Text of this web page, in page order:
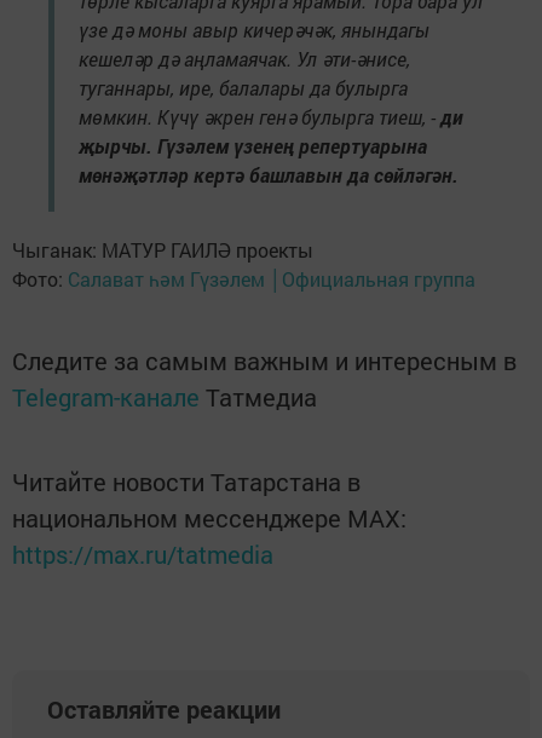
үзе дә моны авыр кичерәчәк, янындагы
кешеләр дә аңламаячак. Ул әти-әнисе,
туганнары, ире, балалары да булырга
мөмкин. Күчү әкрен генә булырга тиеш, -ди
җырчы. Гүзәлем үзенең репертуарына
мөнәҗәтләр кертә башлавын да сөйләгән.
Чыганак: МАТУР ГАИЛӘ проекты
Фото: Салават һәм Гүзәлем │Официальная группа
Следите за самым важным и интересным в
Telegram-канале Татмедиа
Читайте новости Татарстана в
национальном мессенджере MАХ:
https://max.ru/tatmedia
Оставляйте реакции